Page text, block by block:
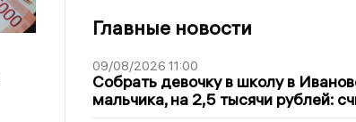
Главные новости
09/08/2026 11:00
Собрать девочку в школу в
мальчика, на 2,5 тысячи рублей: